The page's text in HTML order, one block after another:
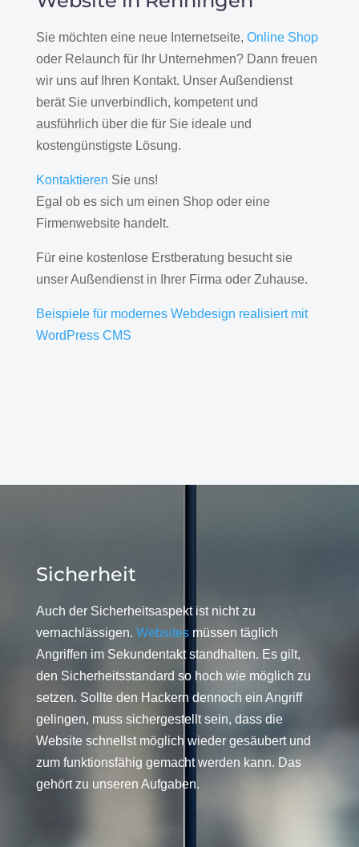
Sie möchten eine neue Internetseite, Online Shop
oder Relaunch für Ihr Unternehmen? Dann freuen
wir uns auf Ihren Kontakt. Unser Außendienst
berät Sie unverbindlich, kompetent und
ausführlich über die für Sie ideale und
kostengünstigste Lösung.
Kontaktieren Sie uns!
Egal ob es sich um einen Shop oder eine
Firmenwebsite handelt.
Für eine kostenlose Erstberatung besucht sie
unser Außendienst in Ihrer Firma oder Zuhause.
Beispiele für modernes Webdesign realisiert mit
WordPress CMS
Sicherheit
Auch der Sicherheitsaspekt ist nicht zu
vernachlässigen. Websitesmüssen täglich
Angriffen im Sekundentakt standhalten. Es gilt,
den Sicherheitsstandard so hoch wie möglich zu
setzen. Sollte den Hackern dennoch ein Angriff
gelingen, muss sichergestellt sein, dass die
Website schnellst möglich wieder gesäubert und
zum funktionsfähig gemacht werden kann. Das
gehört zu unseren Aufgaben.